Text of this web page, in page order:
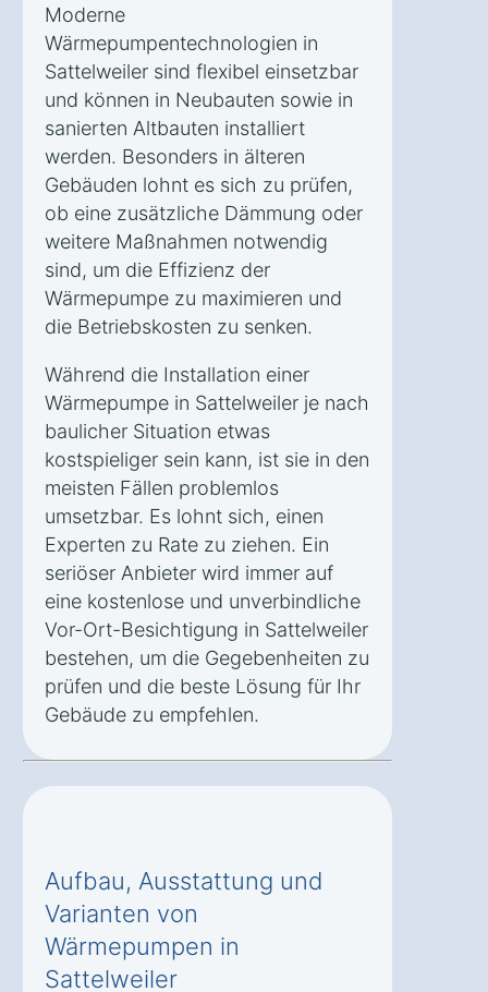
Moderne
Wärmepumpentechnologien in
Sattelweiler sind flexibel einsetzbar
und können in Neubauten sowie in
sanierten Altbauten installiert
werden. Besonders in älteren
Gebäuden lohnt es sich zu prüfen,
ob eine zusätzliche Dämmung oder
weitere Maßnahmen notwendig
sind, um die Effizienz der
Wärmepumpe zu maximieren und
die Betriebskosten zu senken.
Während die Installation einer
Wärmepumpe in Sattelweiler je nach
baulicher Situation etwas
kostspieliger sein kann, ist sie in den
meisten Fällen problemlos
umsetzbar. Es lohnt sich, einen
Experten zu Rate zu ziehen. Ein
seriöser Anbieter wird immer auf
eine kostenlose und unverbindliche
Vor-Ort-Besichtigung in Sattelweiler
bestehen, um die Gegebenheiten zu
prüfen und die beste Lösung für Ihr
Gebäude zu empfehlen.
Aufbau, Ausstattung und
Varianten von
Wärmepumpen in
Sattelweiler